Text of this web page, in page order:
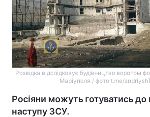
Розвідка відслідковує будівництво ворогом
Маріуполя / фото t.me/
Росіяни можуть готуватись до
наступу ЗСУ.